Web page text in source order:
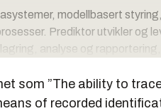
modellbasert
Prediktor utvikler og
analyse og
som ”The ability to
of recorded